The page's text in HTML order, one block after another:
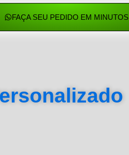
FAÇA SEU PEDIDO EM MINUTOS